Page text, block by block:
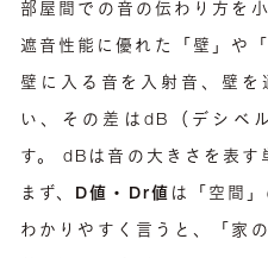
部屋間での音の伝わり方を
遮音性能に優れた「壁」や
壁に入る音を入射音、壁を
い、その差はdB（デシベ
す。 dBは音の大きさを表す
まず、 D値・Dr値 は「空間
わかりやすく言うと、「家